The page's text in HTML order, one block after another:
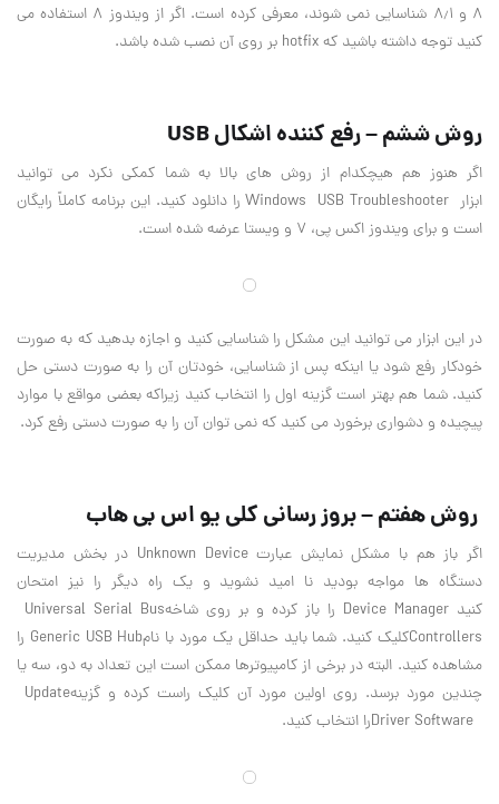
۸ و ۸٫۱ شناسایی نمی شوند، معرفی کرده است. اگر از ویندوز ۸ استفاده می
کنید توجه داشته باشید کهhotfix بر روی آن نصب شده باشد.
روش ششم – رفع کننده اشکالUSB
اگر هنوز هم هیچکدام از روش های بالا به شما کمکی نکرد می توانید
ابزار Windows USB Troubleshooter را دانلود کنید. این برنامه کاملاً رایگان
است و برای ویندوز اکس پی، ۷ و ویستا عرضه شده است
.
در این ابزار می توانید این مشکل را شناسایی کنید و اجازه بدهید که به صورت
خودکار رفع شود یا اینکه پس از شناسایی، خودتان آن را به صورت دستی حل
کنید. شما هم بهتر است گزینه اول را انتخاب کنید زیراکه بعضی مواقع با موارد
پیچیده و دشواری برخورد می کنید که نمی توان آن را به صورت دستی رفع کرد.
روش هفتم – بروز رسانی کلی یو اس بی هاب
اگر باز هم با مشکل نمایش عبارتUnknown Device در بخش مدیریت
دستگاه ها مواجه بودید نا امید نشوید و یک راه دیگر را نیز امتحان
کنید Device Manager را باز کرده و بر روی شاخهUniversal Serial Bus
Controllersکلیک کنید. شما باید حداقل یک مورد با نامGeneric USB Hub را
مشاهده کنید. البته در برخی از کامپیوترها ممکن است این تعداد به دو، سه یا
چندین مورد برسد. روی اولین مورد آن کلیک راست کرده و گزینهUpdate
Driver Softwareرا انتخاب کنید.